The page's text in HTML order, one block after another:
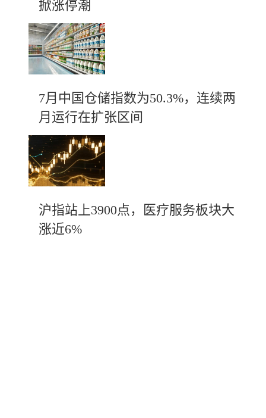
掀涨停潮
7月中国仓储指数为50.3%，连续两
月运行在扩张区间
沪指站上3900点，医疗服务板块大
涨近6%